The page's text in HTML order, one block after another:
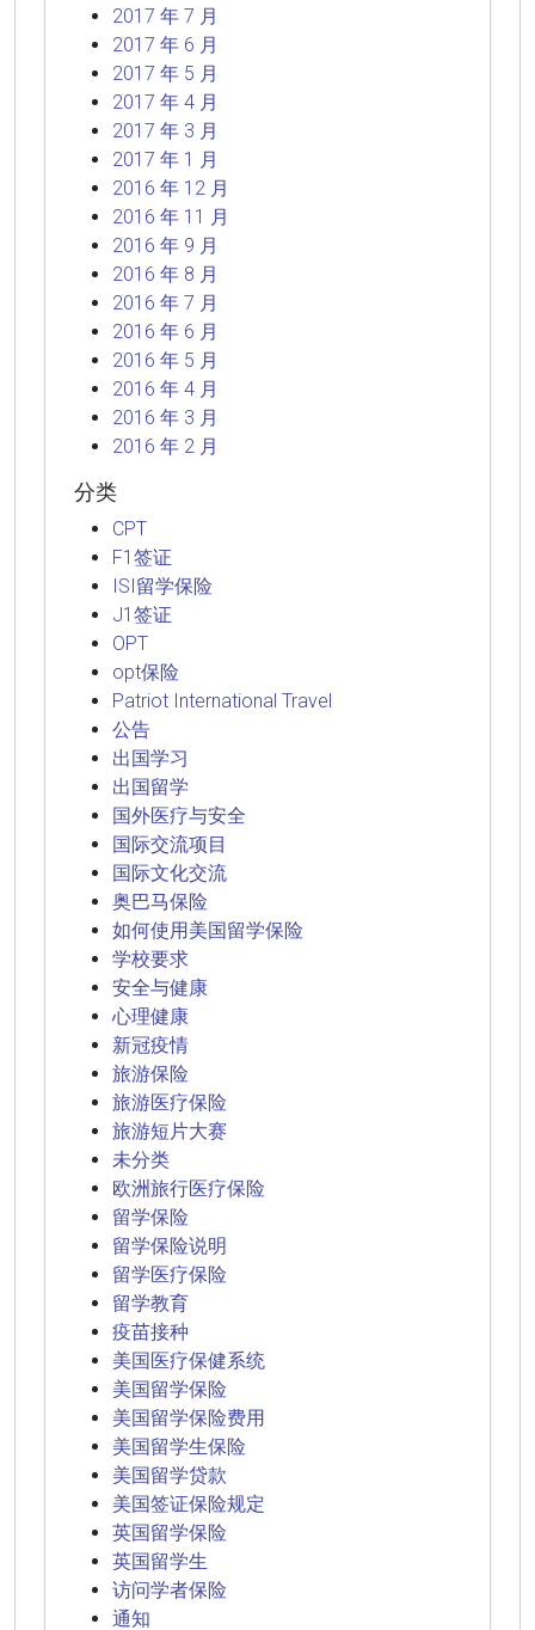
2017 年 7 月
2017 年 6 月
2017 年 5 月
2017 年 4 月
2017 年 3 月
2017 年 1 月
2016 年 12 月
2016 年 11 月
2016 年 9 月
2016 年 8 月
2016 年 7 月
2016 年 6 月
2016 年 5 月
2016 年 4 月
2016 年 3 月
2016 年 2 月
分类
CPT
F1签证
ISI留学保险
J1签证
OPT
opt保险
Patriot International Travel
公告
出国学习
出国留学
国外医疗与安全
国际交流项目
国际文化交流
奥巴马保险
如何使用美国留学保险
学校要求
安全与健康
心理健康
新冠疫情
旅游保险
旅游医疗保险
旅游短片大赛
未分类
欧洲旅行医疗保险
留学保险
留学保险说明
留学医疗保险
留学教育
疫苗接种
美国医疗保健系统
美国留学保险
美国留学保险费用
美国留学生保险
美国留学贷款
美国签证保险规定
英国留学保险
英国留学生
访问学者保险
通知